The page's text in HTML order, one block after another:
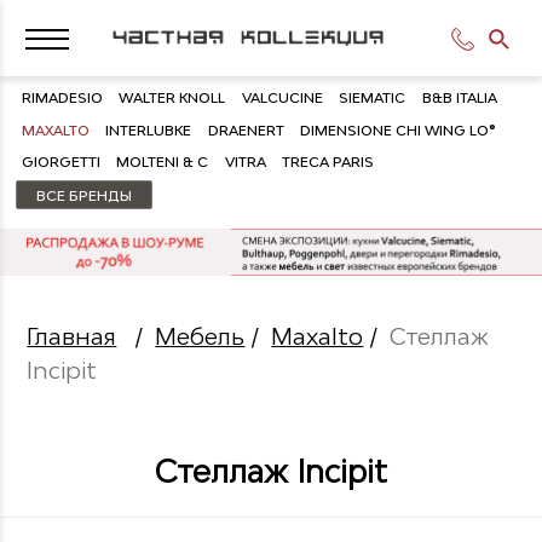
RIMADESIO WALTER KNOLL VALCUCINE SIEMATIC B&B ITALIA
MAXALTO INTERLUBKE DRAENERT DIMENSIONE CHI WING LO®
GIORGETTI MOLTENI & C VITRA TRECA PARIS
ВСЕ БРЕНДЫ
Главная / Мебель / Maxalto /Стеллаж
Incipit
Стеллаж Incipit